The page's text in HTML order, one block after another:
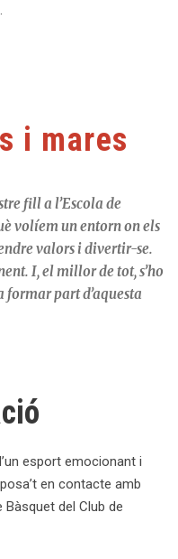
i mares
fill a l’Escola de
volíem un entorn on els
valors i divertir-se.
I, el millor de tot, s’ho
formar part d’aquesta
esport emocionant i
en contacte amb
del Club de